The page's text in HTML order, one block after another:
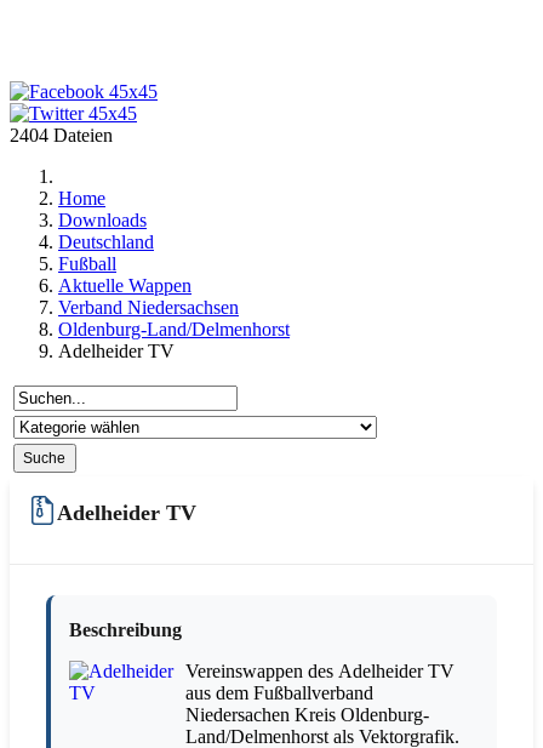
2404 Dateien
Home
Downloads
Deutschland
Fußball
Aktuelle Wappen
Verband Niedersachsen
Oldenburg-Land/Delmenhorst
Adelheider TV
Adelheider TV
Beschreibung
Vereinswappen des Adelheider TV
aus dem Fußballverband
Niedersachen Kreis Oldenburg-
Land/Delmenhorst als Vektorgrafik.